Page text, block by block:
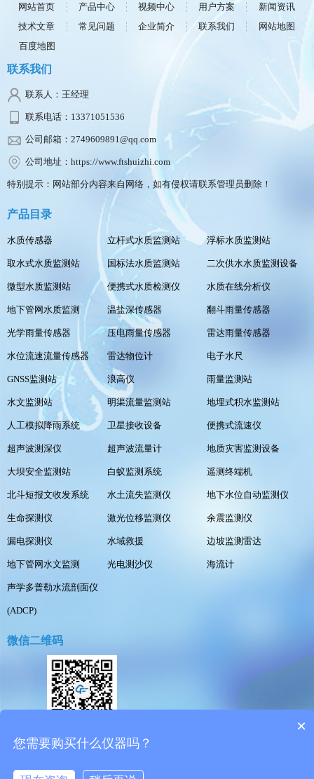
网站首页 产品中心 视频中心 用户方案
新闻资讯
技术文章
常见问题 企业简介 联系我们
网站地图
百度地图
联系我们
联系人：王经理
联系电话：13371051536
公司邮箱：2749609891@qq.com
公司地址：https://www.ftshuizhi.com
特别提示：网站部分内容来自网络，如有侵权请联系管理员删除！
产品目录
水质传感器 立杆式水质监测站 浮标水质监测站
取水式水质监测站 国标法水质监测站 二次供水水质监测设备
微型水质监测站 便携式水质检测仪 水质在线分析仪
地下管网水质监测 温盐深传感器 翻斗雨量传感器
光学雨量传感器 压电雨量传感器 雷达雨量传感器
水位流速流量传感器 雷达物位计 电子水尺
GNSS监测站 浪高仪 雨量监测站
水文监测站 明渠流量监测站 地埋式积水监测站
人工模拟降雨系统 卫星接收设备 便携式流速仪
超声波测深仪 超声波流量计 地质灾害监测设备
大坝安全监测站 白蚁监测系统 遥测终端机
北斗短报文收发系统 水土流失监测仪 地下水位自动监测仪
生命探测仪 激光位移监测仪 余震监测仪
漏电探测仪 水域救援 边坡监测雷达
地下管网水文监测 光电测沙仪 海流计
声学多普勒水流剖面仪
(ADCP)
微信二维码
扫一扫添加客服
×
您需要购买什么仪器吗？